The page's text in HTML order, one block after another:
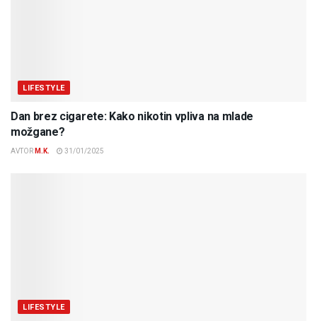
LIFESTYLE
Dan brez cigarete: Kako nikotin vpliva na mlade
možgane?
AVTOR M.K. 31/01/2025
LIFESTYLE